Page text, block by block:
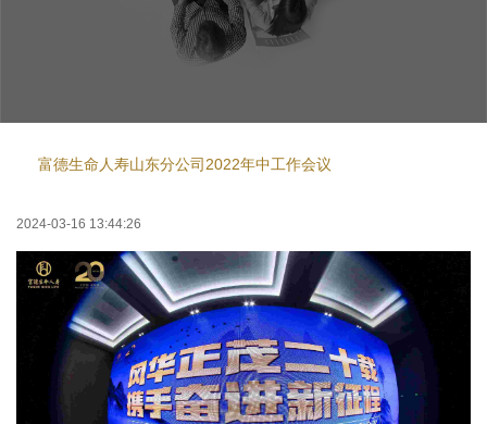
富德生命人寿山东分公司2022年中工作会议
2024-03-16 13:44:26